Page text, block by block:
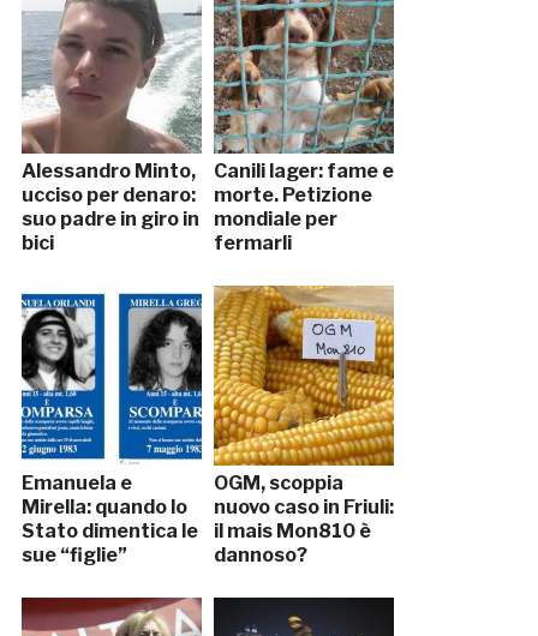
Alessandro Minto,
ucciso per denaro:
suo padre in giro in
bici
Canili lager: fame e
morte. Petizione
mondiale per
fermarli
Emanuela e
Mirella: quando lo
Stato dimentica le
sue “figlie”
OGM, scoppia
nuovo caso in Friuli:
il mais Mon810 è
dannoso?